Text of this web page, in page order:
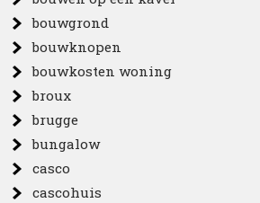
bouwgrond
bouwknopen
bouwkosten woning
broux
brugge
bungalow
casco
cascohuis